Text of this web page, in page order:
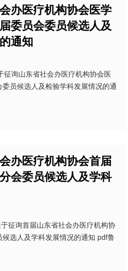
办医疗机构协会医学
委员会委员候选人及
通知
询山东省社会办医疗机构协会医
员候选人及检验学科发展情况的通
办医疗机构协会首届
会委员候选人及学科
征询首届山东省社会办医疗机构协
选人及学科发展情况的通知 pdf鲁